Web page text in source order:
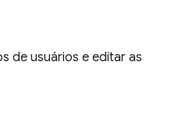
de usuários e editar as